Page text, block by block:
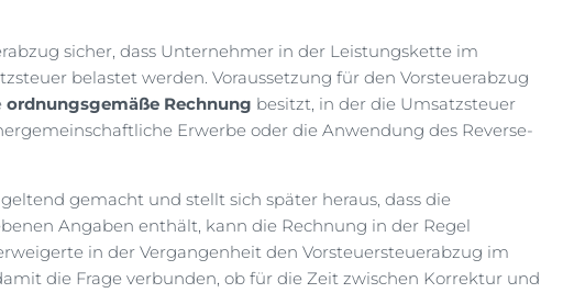
sicher, dass Unternehmer in der Leistungskette im
belastet werden. Voraussetzung für den Vorsteuerabzug
ordnungsgemäße Rechnung besitzt, in der die Umsatzsteuer
Erwerbe oder die Anwendung des Reverse-
gemacht und stellt sich später heraus, dass die
Angaben enthält, kann die Rechnung in der Regel
in der Vergangenheit den Vorsteuersteuerabzug im
die Frage verbunden, ob für die Zeit zwischen Korrektur und